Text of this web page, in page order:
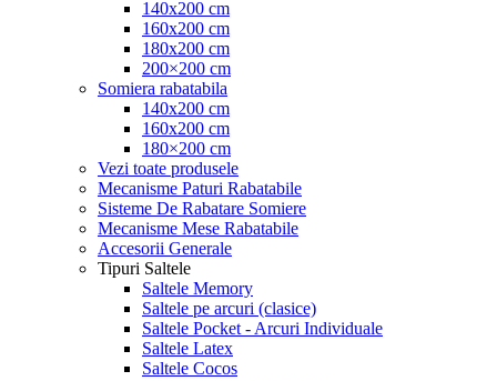
140x200 cm
160x200 cm
180x200 cm
200×200 cm
Somiera rabatabila
140x200 cm
160x200 cm
180×200 cm
Vezi toate produsele
Mecanisme Paturi Rabatabile
Sisteme De Rabatare Somiere
Mecanisme Mese Rabatabile
Accesorii Generale
Tipuri Saltele
Saltele Memory
Saltele pe arcuri (clasice)
Saltele Pocket - Arcuri Individuale
Saltele Latex
Saltele Cocos